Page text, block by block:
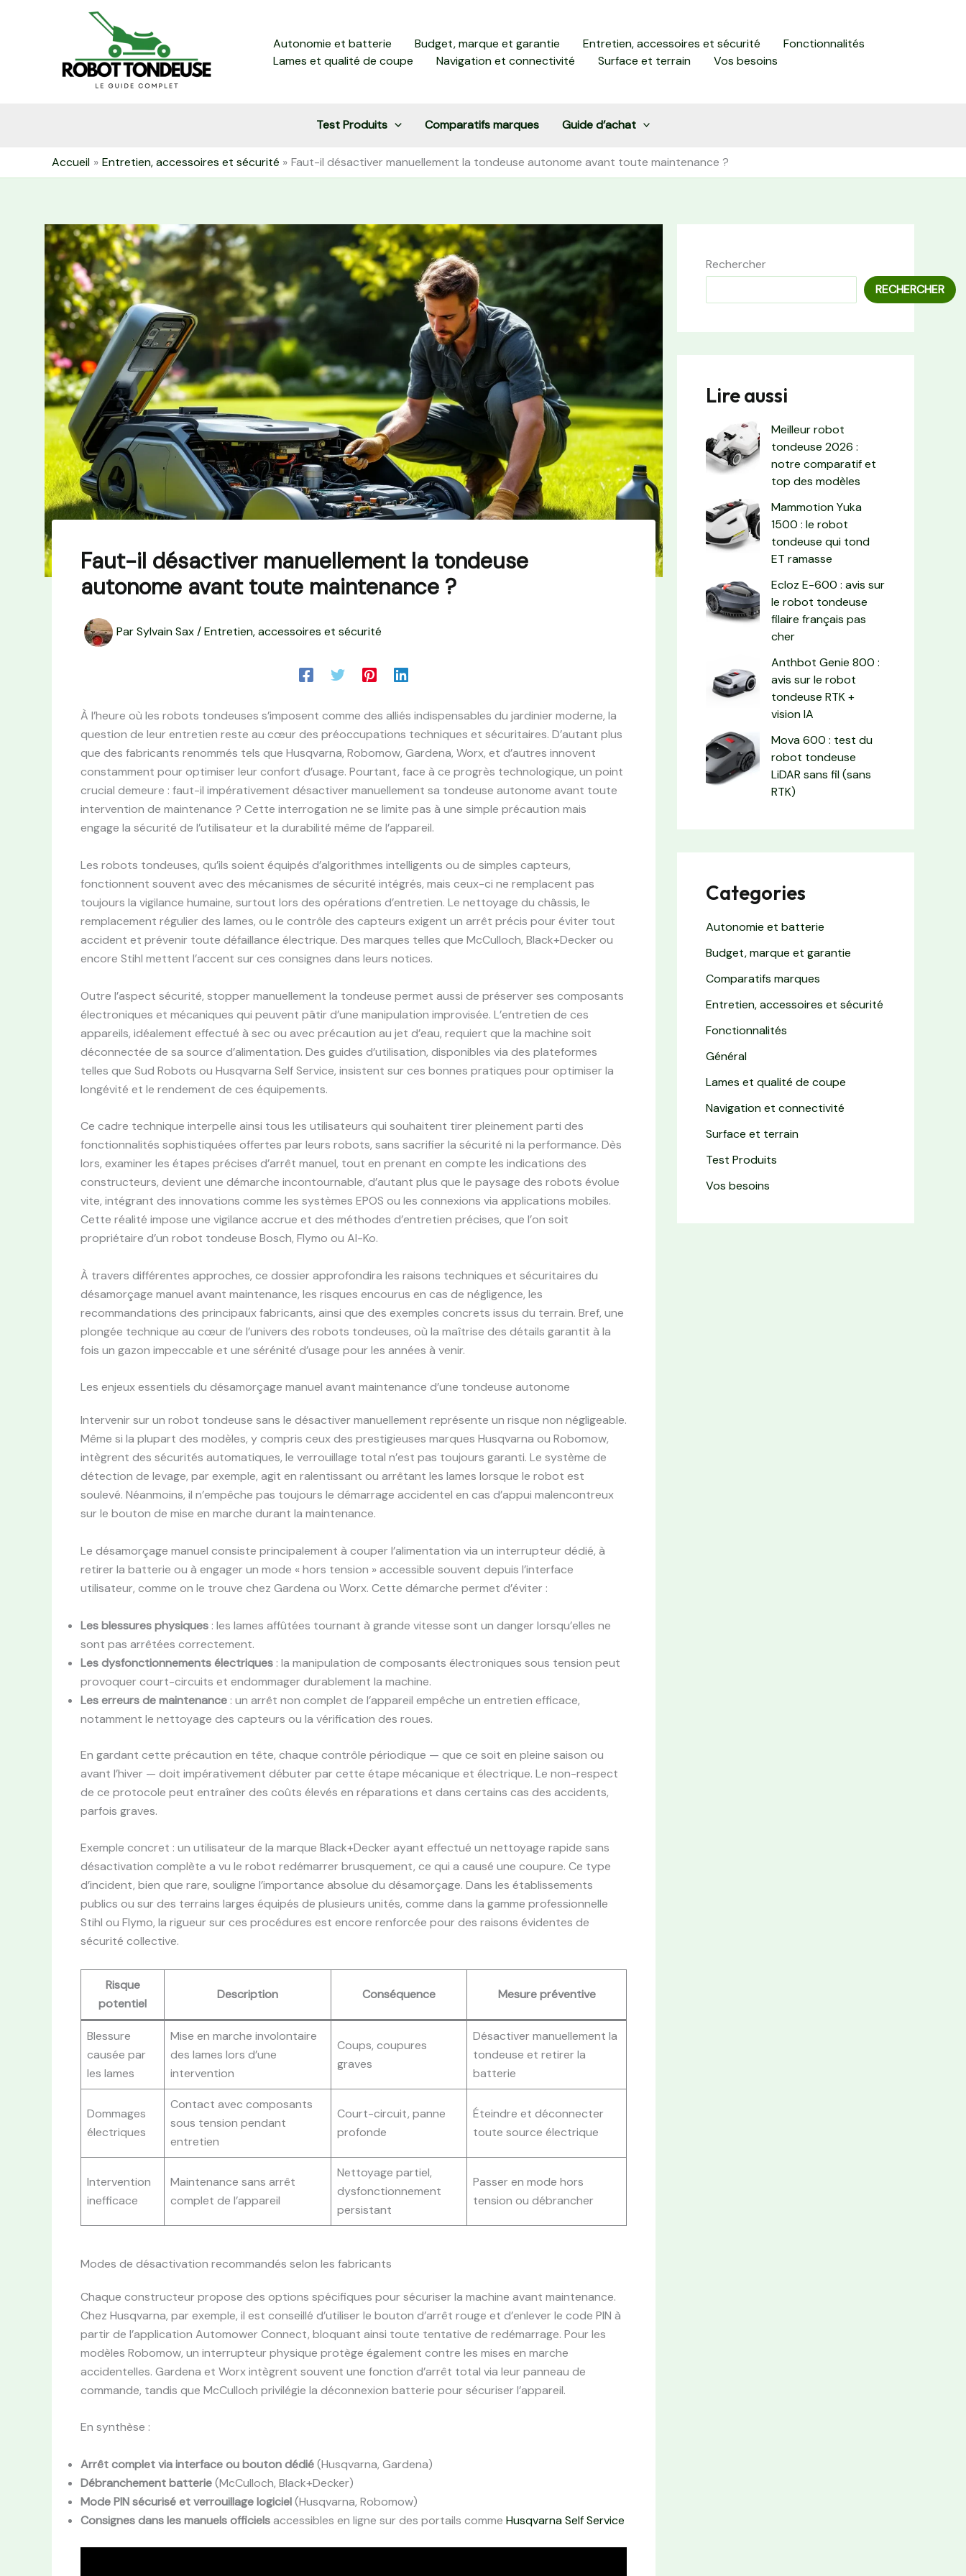
Autonomie et batterie Budget, marque et garantie Entretien, accessoires et sécurité
Fonctionnalités
Lames et qualité de coupe
Navigation et connectivité Surface et terrain Vos besoins
Test Produits Comparatifs marques Guide d’achat
Accueil Entretien, accessoires et sécurité Faut-il désactiver manuellement la tondeuse autonome avant toute maintenance ?
Faut-il désactiver manuellement la tondeuse
autonome avant toute maintenance ?
ParSylvain Sax/Entretien, accessoires et sécurité
À l’heure où les robots tondeuses s’imposent comme des alliés indispensables du jardinier moderne, la
question de leur entretien reste au cœur des préoccupations techniques et sécuritaires. D’autant plus
que des fabricants renommés tels que Husqvarna, Robomow, Gardena, Worx, et d’autres innovent
constamment pour optimiser leur confort d’usage. Pourtant, face à ce progrès technologique, un point
crucial demeure : faut-il impérativement désactiver manuellement sa tondeuse autonome avant toute
intervention de maintenance ? Cette interrogation ne se limite pas à une simple précaution mais
engage la sécurité de l’utilisateur et la durabilité même de l’appareil.
Les robots tondeuses, qu’ils soient équipés d’algorithmes intelligents ou de simples capteurs,
fonctionnent souvent avec des mécanismes de sécurité intégrés, mais ceux-ci ne remplacent pas
toujours la vigilance humaine, surtout lors des opérations d’entretien. Le nettoyage du châssis, le
remplacement régulier des lames, ou le contrôle des capteurs exigent un arrêt précis pour éviter tout
accident et prévenir toute défaillance électrique. Des marques telles que McCulloch, Black+Decker ou
encore Stihl mettent l’accent sur ces consignes dans leurs notices.
Outre l’aspect sécurité, stopper manuellement la tondeuse permet aussi de préserver ses composants
électroniques et mécaniques qui peuvent pâtir d’une manipulation improvisée. L’entretien de ces
appareils, idéalement effectué à sec ou avec précaution au jet d’eau, requiert que la machine soit
déconnectée de sa source d’alimentation. Des guides d’utilisation, disponibles via des plateformes
telles que Sud Robots ou Husqvarna Self Service, insistent sur ces bonnes pratiques pour optimiser la
longévité et le rendement de ces équipements.
Ce cadre technique interpelle ainsi tous les utilisateurs qui souhaitent tirer pleinement parti des
fonctionnalités sophistiquées offertes par leurs robots, sans sacrifier la sécurité ni la performance. Dès
lors, examiner les étapes précises d’arrêt manuel, tout en prenant en compte les indications des
constructeurs, devient une démarche incontournable, d’autant plus que le paysage des robots évolue
vite, intégrant des innovations comme les systèmes EPOS ou les connexions via applications mobiles.
Cette réalité impose une vigilance accrue et des méthodes d’entretien précises, que l’on soit
propriétaire d’un robot tondeuse Bosch, Flymo ou Al-Ko.
À travers différentes approches, ce dossier approfondira les raisons techniques et sécuritaires du
désamorçage manuel avant maintenance, les risques encourus en cas de négligence, les
recommandations des principaux fabricants, ainsi que des exemples concrets issus du terrain. Bref, une
plongée technique au cœur de l’univers des robots tondeuses, où la maîtrise des détails garantit à la
fois un gazon impeccable et une sérénité d’usage pour les années à venir.
Les enjeux essentiels du désamorçage manuel avant maintenance d’une tondeuse autonome
Intervenir sur un robot tondeuse sans le désactiver manuellement représente un risque non négligeable.
Même si la plupart des modèles, y compris ceux des prestigieuses marques Husqvarna ou Robomow,
intègrent des sécurités automatiques, le verrouillage total n’est pas toujours garanti. Le système de
détection de levage, par exemple, agit en ralentissant ou arrêtant les lames lorsque le robot est
soulevé. Néanmoins, il n’empêche pas toujours le démarrage accidentel en cas d’appui malencontreux
sur le bouton de mise en marche durant la maintenance.
Le désamorçage manuel consiste principalement à couper l’alimentation via un interrupteur dédié, à
retirer la batterie ou à engager un mode « hors tension » accessible souvent depuis l’interface
utilisateur, comme on le trouve chez Gardena ou Worx. Cette démarche permet d’éviter :
Les blessures physiques : les lames affûtées tournant à grande vitesse sont un danger lorsqu’elles ne
sont pas arrêtées correctement.
Les dysfonctionnements électriques : la manipulation de composants électroniques sous tension peut
provoquer court-circuits et endommager durablement la machine.
Les erreurs de maintenance : un arrêt non complet de l’appareil empêche un entretien efficace,
notamment le nettoyage des capteurs ou la vérification des roues.
En gardant cette précaution en tête, chaque contrôle périodique — que ce soit en pleine saison ou
avant l’hiver — doit impérativement débuter par cette étape mécanique et électrique. Le non-respect
de ce protocole peut entraîner des coûts élevés en réparations et dans certains cas des accidents,
parfois graves.
Exemple concret : un utilisateur de la marque Black+Decker ayant effectué un nettoyage rapide sans
désactivation complète a vu le robot redémarrer brusquement, ce qui a causé une coupure. Ce type
d’incident, bien que rare, souligne l’importance absolue du désamorçage. Dans les établissements
publics ou sur des terrains larges équipés de plusieurs unités, comme dans la gamme professionnelle
Stihl ou Flymo, la rigueur sur ces procédures est encore renforcée pour des raisons évidentes de
sécurité collective.
Risque
potentiel
Description Conséquence Mesure préventive
Blessure
causée par
les lames
Mise en marche involontaire
des lames lors d’une
intervention
Coups, coupures
graves
Désactiver manuellement la
tondeuse et retirer la
batterie
Dommages
électriques
Contact avec composants
sous tension pendant
entretien
Court-circuit, panne
profonde
Éteindre et déconnecter
toute source électrique
Intervention
inefficace
Maintenance sans arrêt
complet de l’appareil
Nettoyage partiel,
dysfonctionnement
persistant
Passer en mode hors
tension ou débrancher
Modes de désactivation recommandés selon les fabricants
Chaque constructeur propose des options spécifiques pour sécuriser la machine avant maintenance.
Chez Husqvarna, par exemple, il est conseillé d’utiliser le bouton d’arrêt rouge et d’enlever le code PIN à
partir de l’application Automower Connect, bloquant ainsi toute tentative de redémarrage. Pour les
modèles Robomow, un interrupteur physique protège également contre les mises en marche
accidentelles. Gardena et Worx intègrent souvent une fonction d’arrêt total via leur panneau de
commande, tandis que McCulloch privilégie la déconnexion batterie pour sécuriser l’appareil.
En synthèse :
Arrêt complet via interface ou bouton dédié(Husqvarna, Gardena)
Débranchement batterie(McCulloch, Black+Decker)
Mode PIN sécurisé et verrouillage logiciel(Husqvarna, Robomow)
Consignes dans les manuels officielsaccessibles en ligne sur des portails comme Husqvarna Self Service
Rechercher
RECHERCHER
Lire aussi
Meilleur robot
tondeuse 2026 :
notre comparatif et
top des modèles
Mammotion Yuka
1500 : le robot
tondeuse qui tond
ET ramasse
Ecloz E-600 : avis sur
le robot tondeuse
filaire français pas
cher
Anthbot Genie 800 :
avis sur le robot
tondeuse RTK +
vision IA
Mova 600 : test du
robot tondeuse
LiDAR sans fil (sans
RTK)
Categories
Autonomie et batterie
Budget, marque et garantie
Comparatifs marques
Entretien, accessoires et sécurité
Fonctionnalités
Général
Lames et qualité de coupe
Navigation et connectivité
Surface et terrain
Test Produits
Vos besoins